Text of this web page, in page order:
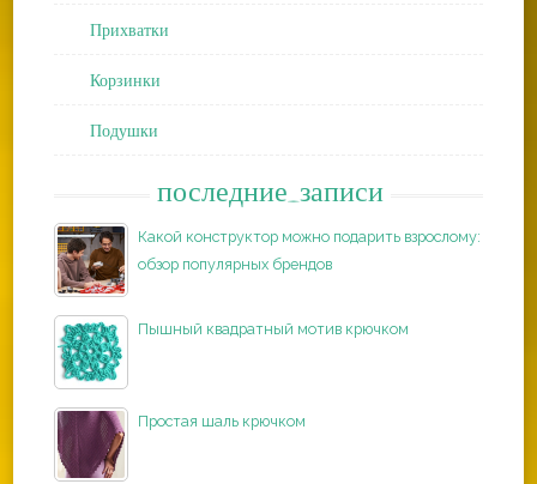
Прихватки
Корзинки
Подушки
последние_записи
Какой конструктор можно подарить взрослому:
обзор популярных брендов
Пышный квадратный мотив крючком
Простая шаль крючком